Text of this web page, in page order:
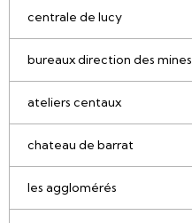
centrale de lucy
bureaux direction des mines
ateliers centaux
chateau de barrat
les agglomérés